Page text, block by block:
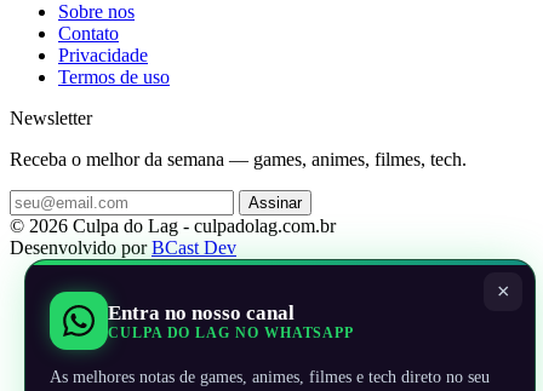
Sobre nos
Contato
Privacidade
Termos de uso
Newsletter
Receba o melhor da semana — games, animes, filmes, tech.
Assinar
© 2026 Culpa do Lag - culpadolag.com.br
Desenvolvido porBCast Dev
×
Entra no nosso canal
CULPA DO LAG NO WHATSAPP
As melhores notas de games, animes, filmes e tech direto no seu